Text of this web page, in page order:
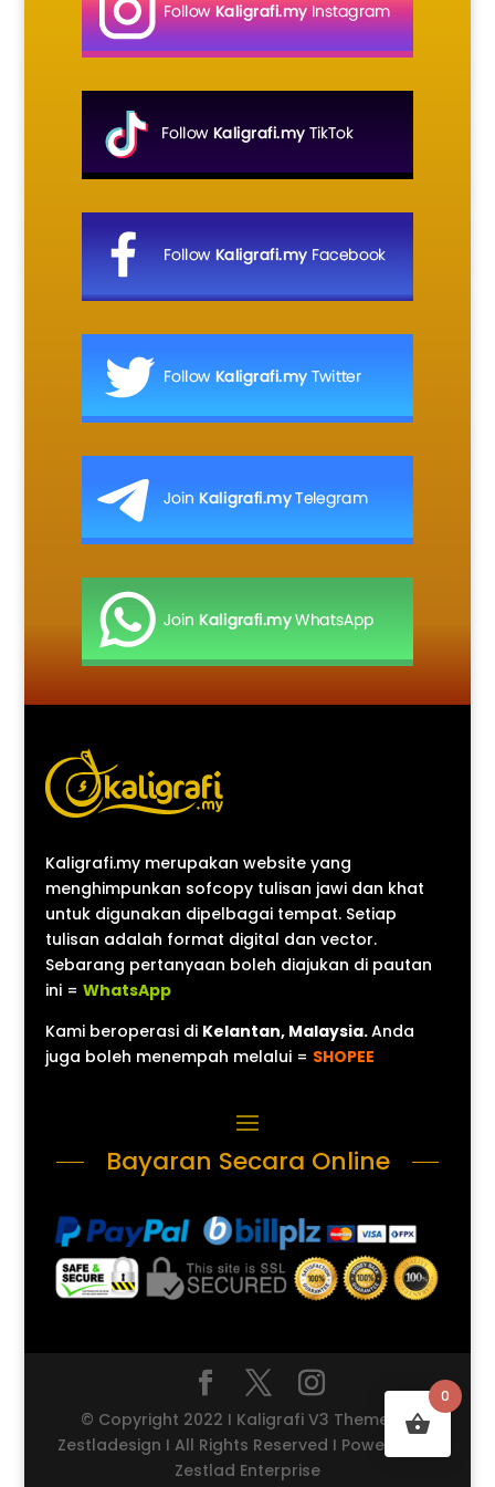
Kaligrafi.my merupakan website yang
menghimpunkan sofcopy tulisan jawi dan khat
untuk digunakan dipelbagai tempat. Setiap
tulisan adalah format digital dan vector.
Sebarang pertanyaan boleh diajukan di pautan
ini = WhatsApp
Kami beroperasi di Kelantan, Malaysia.Anda
juga boleh menempah melalui = SHOPEE
Bayaran Secara Online
© Copyright 2022 I Kaligrafi V3 Theme by
Zestladesign I All Rights Reserved I Powered by
Zestlad Enterprise
0